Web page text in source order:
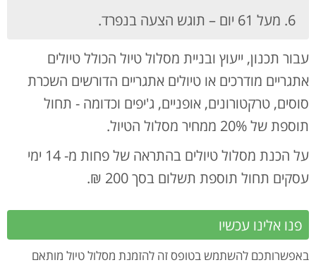
מעל 61 יום – תוגש הצעה בנפרד.
עבור תכנון, ייעוץ ובניית מסלול טיול הכולל טיולים
אתגריים מודרכים או טיולים אתגריים הדורשים השכרת
סוסים, טרקטורונים, אופניים, ג'יפים וכדומה - תחול
תוספת של 20% ממחיר מסלול הטיול.
על הכנת מסלול טיולים בהתראה של פחות מ- 14 ימי
עסקים תחול תוספת תשלום בסך 200 ₪.
פנו אלינו עכשיו
באפשרותכם להשתמש בטופס זה להזמנת מסלול טיול מותאם